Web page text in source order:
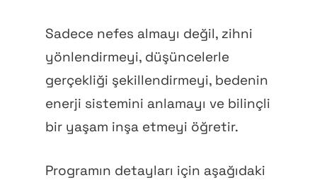
Sadece nefes almayı değil, zihni
yönlendirmeyi, düşüncelerle
gerçekliği şekillendirmeyi, bedenin
enerji sistemini anlamayı ve bilinçli
bir yaşam inşa etmeyi öğretir.
Programın detayları için aşağıdaki